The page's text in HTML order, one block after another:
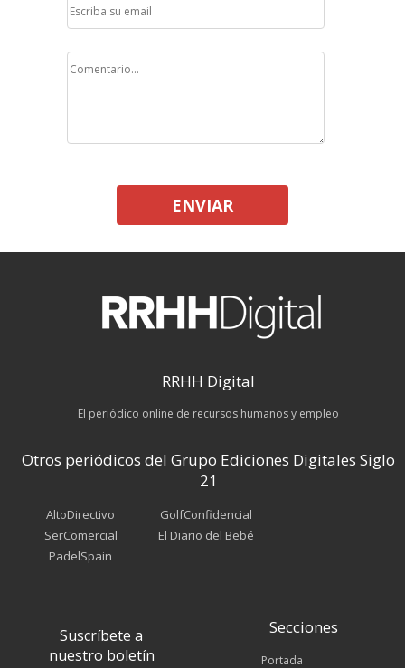
ENVIAR
RRHH Digital
El periódico online de recursos humanos y empleo
Otros periódicos del Grupo Ediciones Digitales Siglo
21
AltoDirectivo
SerComercial
PadelSpain
GolfConfidencial
El Diario del Bebé
Suscríbete a
nuestro boletín
Secciones
Portada